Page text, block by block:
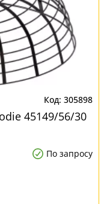
305898
45149/56/30
По запросу